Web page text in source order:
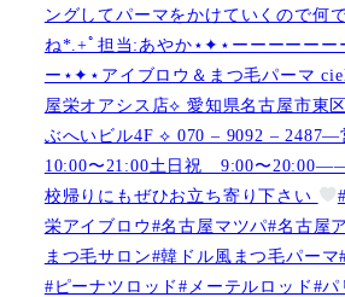
ングしてパーマをかけていくので何
ね︎︎︎*.+ﾟ担当:あやか⋆✦⋆ーーーーーー
ー⋆✦⋆アイブロウ＆まつ毛パーマ
屋栄オアシス店︎︎⟡ 愛知県名古屋市東
ぶへいビル4F ︎︎⟡ 070 – 9092 –
10:00〜21:00土日祝 9:00〜
校帰りにもぜひお立ち寄り下さい
栄アイブロウ#名古屋マツパ#名古屋
まつ毛サロン#韓ドル風まつ毛パー
#ピーナツロッド#メーテルロッド#